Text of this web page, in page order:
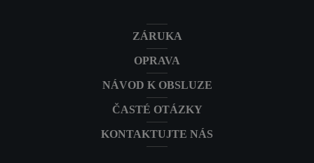
ZÁRUKA
OPRAVA
NÁVOD K OBSLUZE
ČASTÉ OTÁZKY
KONTAKTUJTE NÁS